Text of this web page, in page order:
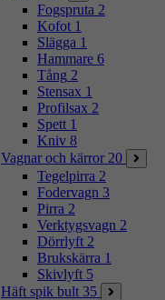
Fogspruta 2
Kofot 1
Slägga 1
Hammare 6
Tång 2
Stensax 1
Profilsax 2
Spett 1
Kniv 8
Vagnar och kärror 20
Tegelpirra 2
Fodervagn 3
Pirra 2
Verktygsvagn 2
Dörrlyft 2
Brukskärra 1
Skivlyft 5
Häft spik bult 35